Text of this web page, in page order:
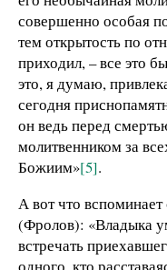
совершенно особая
тем открытость по
приходил, – все это
это, я думаю,
сегодня
он ведь перед
молитвенником за
Божиим»[5].
А вот что
(Фролов): «Владыка
встречать